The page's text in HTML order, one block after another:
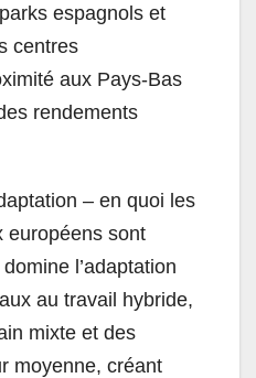
espagnols et
centres
aux Pays-Bas
rendements
– en quoi les
européens sont
l’adaptation
au travail hybride,
mixte et des
moyenne, créant